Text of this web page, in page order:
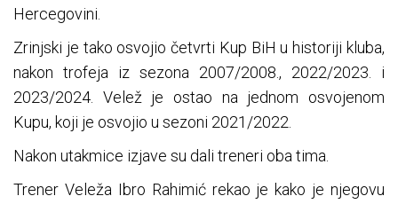
Hercegovini.
Zrinjski je tako osvojio četvrti Kup BiH u historiji kluba,
nakon trofeja iz sezona 2007/2008., 2022/2023. i
2023/2024. Velež je ostao na jednom osvojenom
Kupu, koji je osvojio u sezoni 2021/2022.
Nakon utakmice izjave su dali treneri oba tima.
Trener Veleža Ibro Rahimić rekao je kako je njegovu